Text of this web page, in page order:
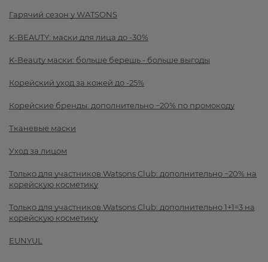
Гарячий сезон у WATSONS
K-BEAUTY: маски для лица до -30%
K-Beauty маски: больше берешь - больше выгоды
Корейский уход за кожей до -25%
Корейские бренды: дополнительно −20% по промокоду
Тканевые маски
Уход за лицом
Только для участников Watsons Club: дополнительно −20% на
корейскую косметику
Только для участников Watsons Club: дополнительно 1+1=3 на
корейскую косметику
EUNYUL